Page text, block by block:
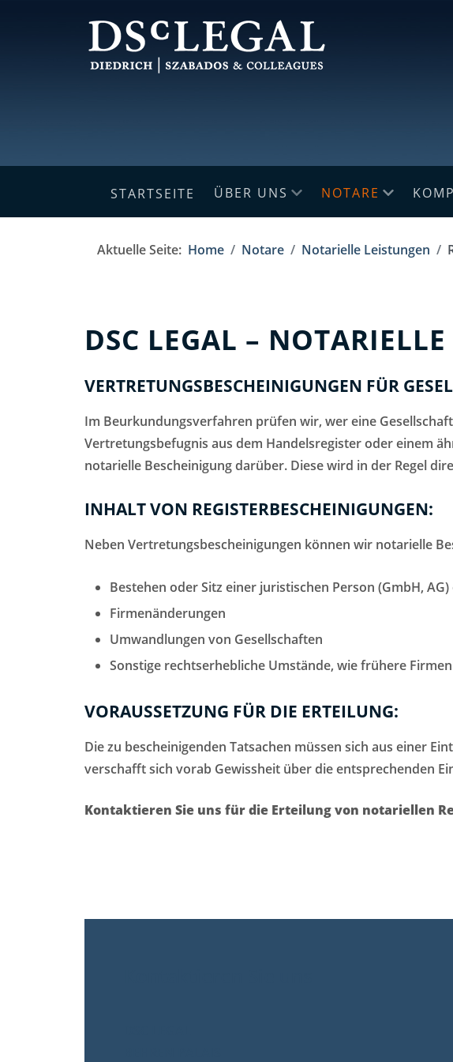
STARTSEITE ÜBER UNS NOTARE
Aktuelle Seite: Home Notare Notarielle Leistungen
DSC LEGAL –
VERTRETUNGSBESCHEINIGUNGEN FÜR
Im Beurkundungsverfahren prüfen wir, wer eine
Vertretungsbefugnis aus dem Handelsregister oder einem
notarielle Bescheinigung darüber. Diese wird in der Regel
INHALT VON REGISTERBESCHEINIGUNGEN:
Neben Vertretungsbescheinigungen können wir notarielle
Bestehen oder Sitz einer juristischen Person (GmbH,
Firmenänderungen
Umwandlungen von Gesellschaften
Sonstige rechtserhebliche Umstände, wie frühere
VORAUSSETZUNG FÜR DIE ERTEILUNG:
Die zu bescheinigenden Tatsachen müssen sich aus einer
verschafft sich vorab Gewissheit über die entsprechenden
Kontaktieren Sie uns für die Erteilung von notariellen